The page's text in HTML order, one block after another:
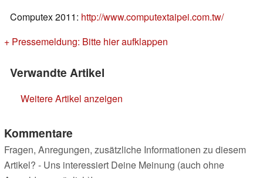
Computex 2011: http://www.computextaipei.com.tw/
+ Pressemeldung: Bitte hier aufklappen
Verwandte Artikel
Weitere Artikel anzeigen
Kommentare
Fragen, Anregungen, zusätzliche Informationen zu diesem
Artikel? - Uns interessiert Deine Meinung (auch ohne